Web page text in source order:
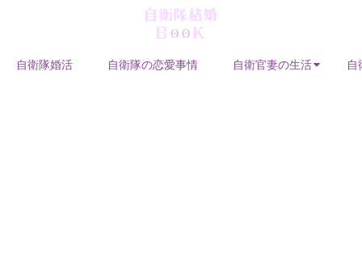
自衛隊婚活 自衛隊の恋愛事情 自衛官妻の生活 自